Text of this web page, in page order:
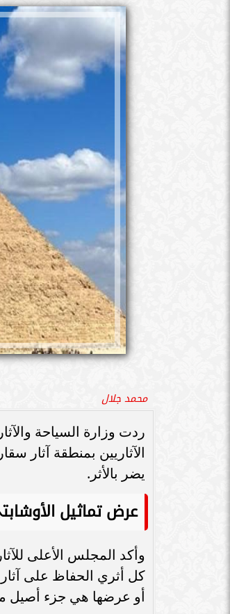
محمد جلال
ردت وزارة السياحة
الآثاريين بمنطقة آثار
يضر بالأثر.
عرض تماثيل
وأكد المجلس الأعلى
كل أثري الحفاظ على
أو عرضها هي جزء أصيل
سامر شقير: اتفاقيات السعودية وروسيا